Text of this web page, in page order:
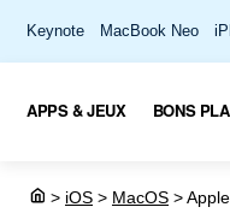
Keynote MacBook Neo
APPS & JEUX BONS
> iOS > MacOS >